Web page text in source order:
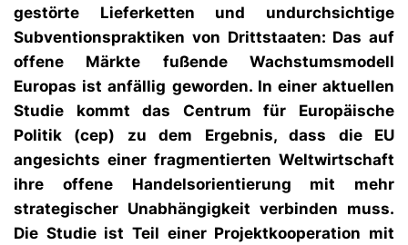
gestörte Lieferketten und undurchsichtige
Subventionspraktiken von Drittstaaten: Das auf
offene Märkte fußende Wachstumsmodell
Europas ist anfällig geworden. In einer aktuellen
Studie kommt das Centrum für Europäische
Politik (cep) zu dem Ergebnis, dass die EU
angesichts einer fragmentierten Weltwirtschaft
ihre offene Handelsorientierung mit mehr
strategischer Unabhängigkeit verbinden muss.
Die Studie ist Teil einer Projektkooperation mit